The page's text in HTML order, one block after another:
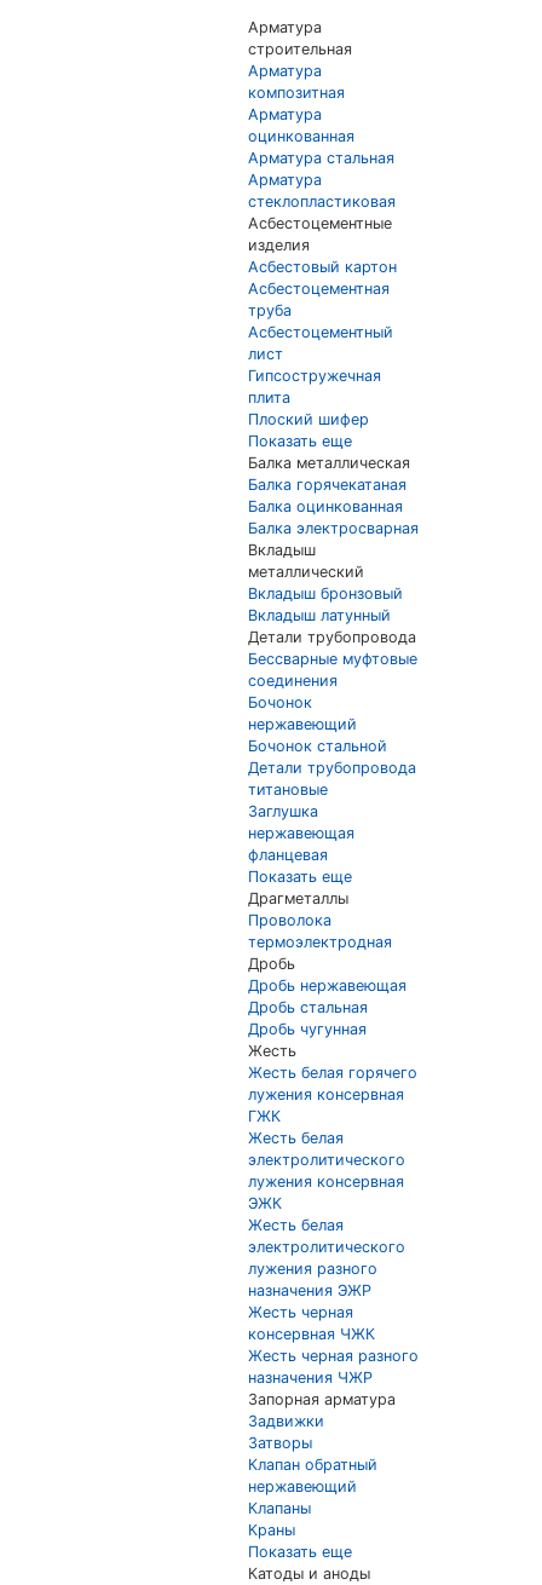
Арматура
строительная
Арматура
композитная
Арматура
оцинкованная
Арматура стальная
Арматура
стеклопластиковая
Асбестоцементные
изделия
Асбестовый картон
Асбестоцементная
труба
Асбестоцементный
лист
Гипсостружечная
плита
Плоский шифер
Показать еще
Балка металлическая
Балка горячекатаная
Балка оцинкованная
Балка электросварная
Вкладыш
металлический
Вкладыш бронзовый
Вкладыш латунный
Детали трубопровода
Бессварные муфтовые
соединения
Бочонок
нержавеющий
Бочонок стальной
Детали трубопровода
титановые
Заглушка
нержавеющая
фланцевая
Показать еще
Драгметаллы
Проволока
термоэлектродная
Дробь
Дробь нержавеющая
Дробь стальная
Дробь чугунная
Жесть
Жесть белая горячего
лужения консервная
ГЖК
Жесть белая
электролитического
лужения консервная
ЭЖК
Жесть белая
электролитического
лужения разного
назначения ЭЖР
Жесть черная
консервная ЧЖК
Жесть черная разного
назначения ЧЖР
Запорная арматура
Задвижки
Затворы
Клапан обратный
нержавеющий
Клапаны
Краны
Показать еще
Катоды и аноды